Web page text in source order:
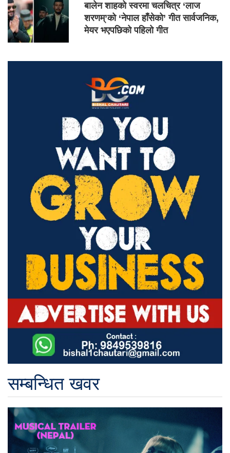
बालेन शाहको स्वरमा चलचित्र ‘लाज
शरणम्’को ‘नेपाल हाँसेको’ गीत सार्वजनिक,
मेयर भएपछिको पहिलो गीत
सम्बन्धित खवर